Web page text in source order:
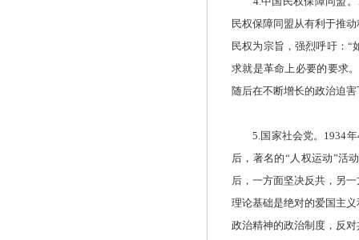
民权保障同盟从有利于推
民权为宗旨，强烈呼吁：
求就是革命上必要的要求
随后在不断增长的政治迫
5.国家社会党。1934年4
后，著名的“人权运动”活
后，一方面坚决反共，另
理论基础是绝对的爱国主
政治精神的政治制度，反